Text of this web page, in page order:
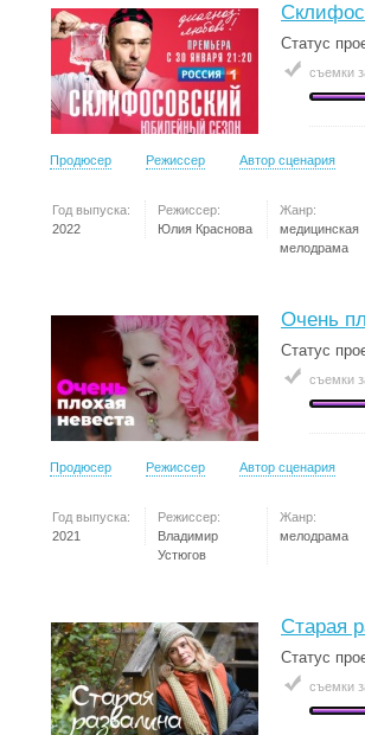
Статус
съемки
Продюсер Режиссер Автор сценария
Год выпуска:
2022
Режиссер:
Юлия Краснова
Жанр:
медицинская
мелодрама
Очень
Статус
съемки
Продюсер Режиссер Автор сценария
Год выпуска:
2021
Режиссер:
Владимир
Устюгов
Жанр:
мелодрама
Старая
Статус
съемки